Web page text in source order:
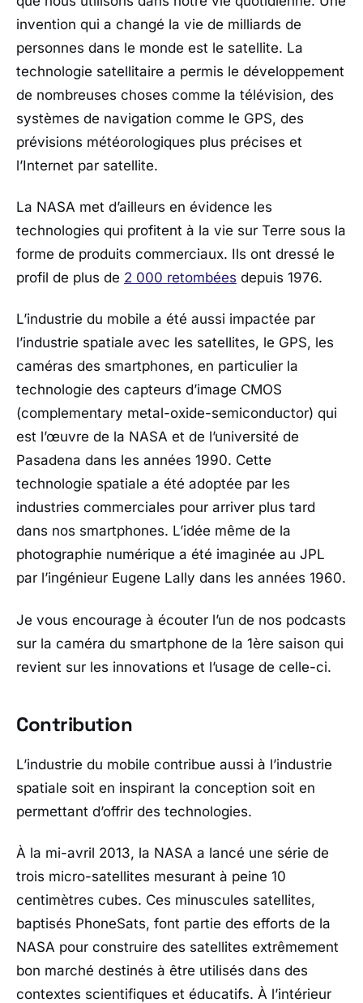
invention qui a changé la vie de milliards de
personnes dans le monde est le satellite. La
technologie satellitaire a permis le développement
de nombreuses choses comme la télévision, des
systèmes de navigation comme le GPS, des
prévisions météorologiques plus précises et
l’Internet par satellite.
La NASA met d’ailleurs en évidence les
technologies qui profitent à la vie sur Terre sous la
forme de produits commerciaux. Ils ont dressé le
profil de plus de 2 000 retombées depuis 1976.
L’industrie du mobile a été aussi impactée par
l’industrie spatiale avec les satellites, le GPS, les
caméras des smartphones, en particulier la
technologie des capteurs d’image CMOS
(complementary metal-oxide-semiconductor) qui
est l’œuvre de la NASA et de l’université de
Pasadena dans les années 1990. Cette
technologie spatiale a été adoptée par les
industries commerciales pour arriver plus tard
dans nos smartphones. L’idée même de la
photographie numérique a été imaginée au JPL
par l’ingénieur Eugene Lally dans les années 1960.
Je vous encourage à écouter l’un de nos podcasts
sur la caméra du smartphone de la 1ère saison qui
revient sur les innovations et l’usage de celle-ci.
Contribution
L’industrie du mobile contribue aussi à l’industrie
spatiale soit en inspirant la conception soit en
permettant d’offrir des technologies.
À la mi-avril 2013, la NASA a lancé une série de
trois micro-satellites mesurant à peine 10
centimètres cubes. Ces minuscules satellites,
baptisés PhoneSats, font partie des efforts de la
NASA pour construire des satellites extrêmement
bon marché destinés à être utilisés dans des
contextes scientifiques et éducatifs. À l’intérieur